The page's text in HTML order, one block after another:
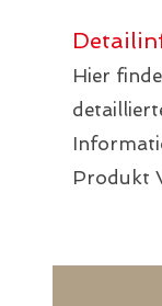
Hier
Produkt